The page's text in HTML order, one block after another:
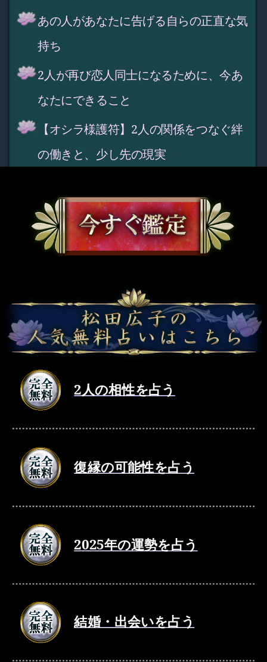
あの人があなたに告げる自らの正直な気
持ち
2人が再び恋人同士になるために、今あ
なたにできること
【オシラ様護符】2人の関係をつなぐ絆
の働きと、少し先の現実
2人の相性を占う
復縁の可能性を占う
2025年の運勢を占う
結婚・出会いを占う